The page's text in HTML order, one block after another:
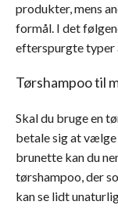
produkter, mens
formål. I det
efterspurgte typer
Tørshampoo til
Skal du bruge en
betale sig at
brunette kan du
tørshampoo, der
kan se lidt